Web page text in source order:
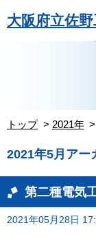
大阪府立佐
トップ 2021年
2021年5月アー
第二種電気
2021年05月28日